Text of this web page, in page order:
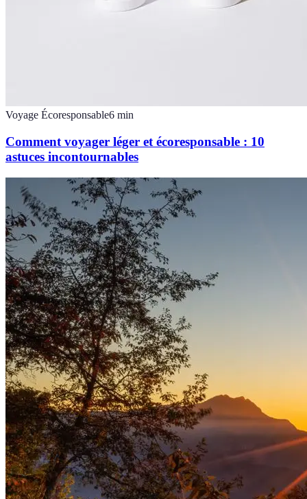
Voyage Écoresponsable6 min
Comment voyager léger et écoresponsable : 10
astuces incontournables